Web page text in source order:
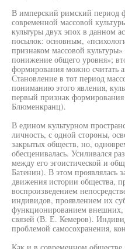
В имперский римский период
современной массовой
культуры двух эпох в данном
посылок: основным,
признаком массовой культуры»
понижение общего уровня»;
формирования можно считать
Становление в тот период
пониманию этого явления,
первый признак
Блюменкранц).
В едином культурном
личность, с одной стороны,
закрытых обществ, но,
обесценивалась. Усиливался
между его эгоистической и
Батенин). В этом проявлялась
движения истории общества,
воспроизведением
индивидов, проявлением их
функционированием
связей (В. Е. Кемеров).
проблемой самосохранения,